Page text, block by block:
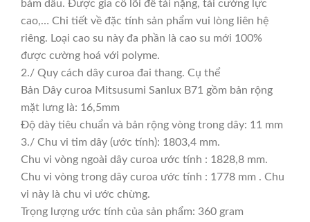
bám dầu. Được gia cố lõi để tải nặng, tải cường lực
cao,… Chi tiết về đặc tính sản phẩm vui lòng liên hệ
riêng. Loại cao su này đa phần là cao su mới 100%
được cường hoá với polyme.
2./ Quy cách dây curoa đai thang. Cụ thể
Bản Dây curoa Mitsusumi Sanlux B71 gồm bản rộng
mặt lưng là: 16,5mm
Độ dày tiêu chuẩn và bản rộng vòng trong dây: 11 mm
3./ Chu vi tim dây (ước tính): 1803,4 mm.
Chu vi vòng ngoài dây curoa ước tính : 1828,8 mm.
Chu vi vòng trong dây curoa ước tính : 1778 mm . Chu
vi này là chu vi ước chừng.
Trọng lượng ước tính của sản phẩm: 360 gram